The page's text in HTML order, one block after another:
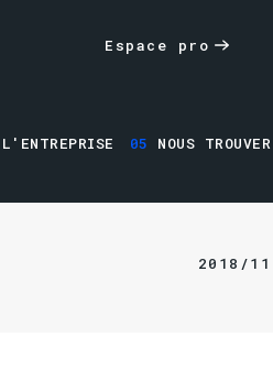
Espace pro
05 NOUS TROUVER
2018/11